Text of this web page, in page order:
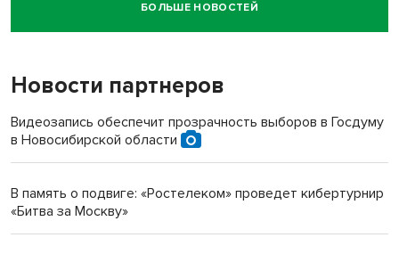
Новосибирский суд наказал водителя за смерть
пенсионерки на вокзале
«Мы живём на пастбище!»: в новосибирском селе лошади
терроризируют жителей
Инвалид получил условный срок за избиение врачей
Новосибирский преподаватель с женой вошли в топ-16
БОЛЬШЕ НОВОСТЕЙ
Новости партнеров
Видеозапись обеспечит прозрачность выборов в Госдуму
в Новосибирской области
В память о подвиге: «Ростелеком» проведет кибертурнир
«Битва за Москву»